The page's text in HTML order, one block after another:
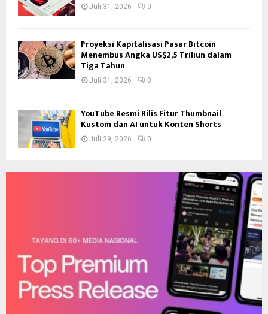
Juli 31, 2026 0
Proyeksi Kapitalisasi Pasar Bitcoin
Menembus Angka US$2,5 Triliun dalam
Tiga Tahun
Juli 31, 2026 0
YouTube Resmi Rilis Fitur Thumbnail
Kustom dan AI untuk Konten Shorts
Juli 29, 2026 0